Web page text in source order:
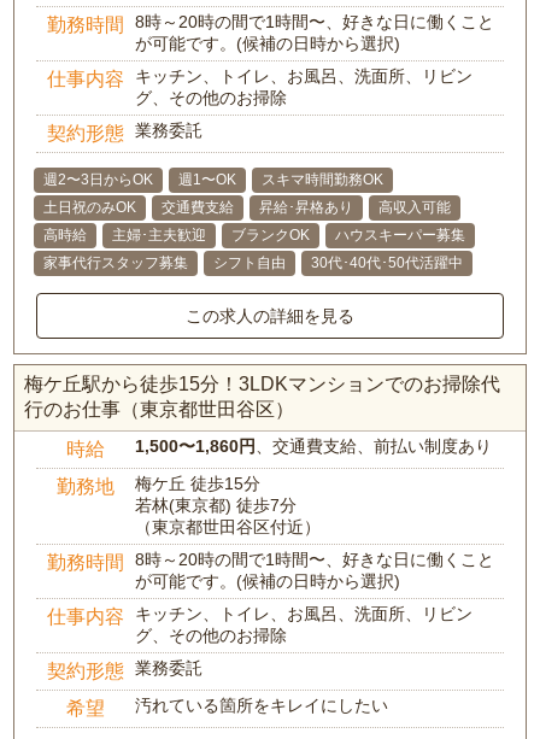
勤務時間
8時～20時の間で1時間〜、好きな日に働くこと
が可能です。(候補の日時から選択)
仕事内容
キッチン、トイレ、お風呂、洗面所、リビン
グ、その他のお掃除
契約形態 業務委託
週2〜3日からOK 週1〜OK
スキマ時間勤務OK
土日祝のみOK
交通費支給 昇給･昇格あり
高収入可能
高時給
主婦･主夫歓迎 ブランクOK
ハウスキーパー募集
家事代行スタッフ募集
シフト自由 30代･40代･50代活躍中
この求人の詳細を見る
梅ケ丘駅から徒歩15分！3LDKマンションでのお掃除代
行のお仕事（東京都世田谷区）
時給 1,500〜1,860円 、交通費支給、前払い制度あり
勤務地
梅ケ丘 徒歩15分
若林(東京都) 徒歩7分
（東京都世田谷区付近）
勤務時間
8時～20時の間で1時間〜、好きな日に働くこと
が可能です。(候補の日時から選択)
仕事内容
キッチン、トイレ、お風呂、洗面所、リビン
グ、その他のお掃除
契約形態 業務委託
希望 汚れている箇所をキレイにしたい